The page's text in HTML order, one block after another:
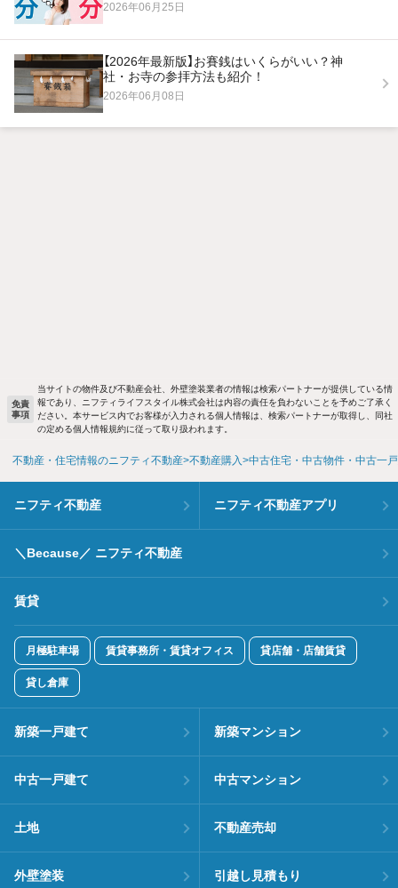
2026年06月25日
【2026年最新版】お賽銭はいくらがいい？神
社・お寺の参拝方法も紹介！
2026年06月08日
免責
事項
当サイトの物件及び不動産会社、外壁塗装業者の情報は検索パートナーが提供している情
報であり、ニフティライフスタイル株式会社は内容の責任を負わないことを予めご了承く
ださい。本サービス内でお客様が入力される個人情報は、検索パートナーが取得し、同社
の定める個人情報規約に従って取り扱われます。
不動産・住宅情報のニフティ不動産 不動産購入 中古住宅・中古物件・中古一
ニフティ不動産 ニフティ不動産アプリ
＼Because／ ニフティ不動産
賃貸
月極駐車場 賃貸事務所・賃貸オフィス 貸店舗・店舗賃貸
貸し倉庫
新築一戸建て 新築マンション
中古一戸建て 中古マンション
土地 不動産売却
外壁塗装 引越し見積もり